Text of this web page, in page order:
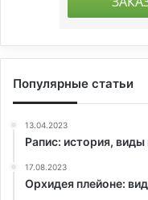
Популярные статьи
13.04.2023
Рапис: история, виды
17.08.2023
Орхидея плейоне: